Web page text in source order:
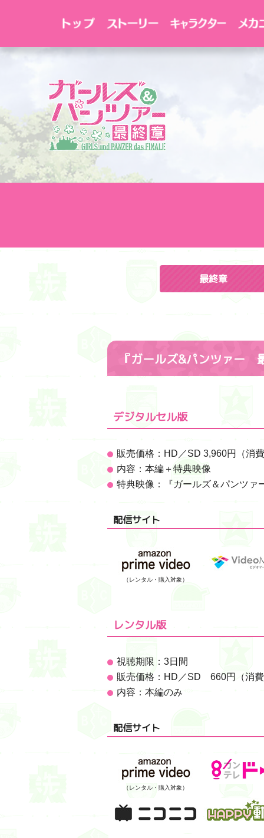
最終章
『ガールズ&パンツァー
デジタルセル版
販売価格：HD／SD 3,960円（消
内容：本編＋特典映像
特典映像：『ガールズ＆パンツァ
配信サイト
（レンタル・購入対象）
レンタル版
視聴期限：3日間
販売価格：HD／SD 660円（消
内容：本編のみ
配信サイト
（レンタル・購入対象）